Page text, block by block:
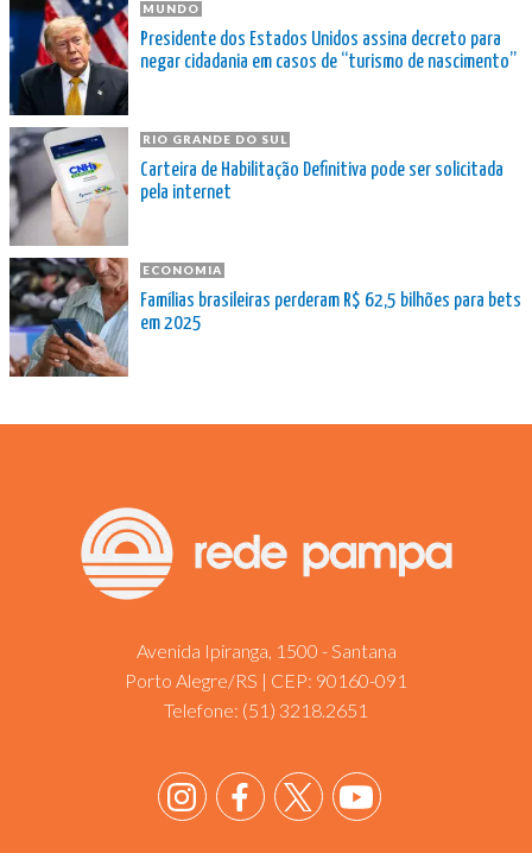
MUNDO
Presidente dos Estados Unidos assina decreto para
negar cidadania em casos de “turismo de nascimento”
RIO GRANDE DO SUL
Carteira de Habilitação Definitiva pode ser solicitada
pela internet
ECONOMIA
Famílias brasileiras perderam R$ 62,5 bilhões para bets
em 2025
Avenida Ipiranga, 1500 - Santana
Porto Alegre/RS | CEP: 90160-091
Telefone: (51) 3218.2651